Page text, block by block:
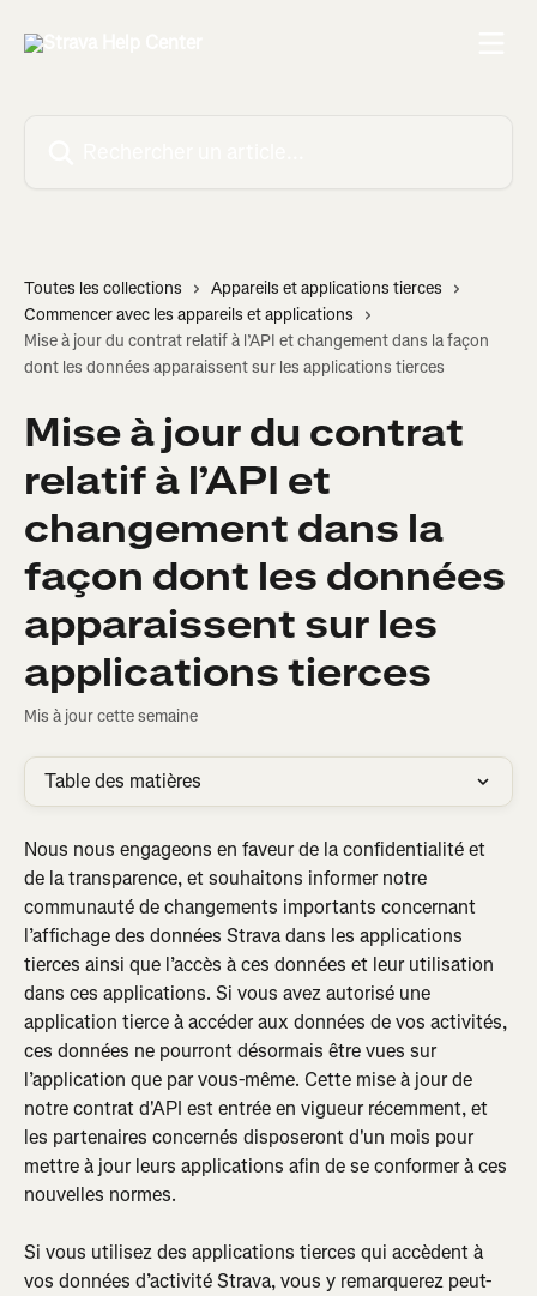
Toutes les collections
Appareils et applications tierces
Commencer avec les appareils et applications
Mise à jour du contrat relatif à l’API et changement dans la façon
dont les données apparaissent sur les applications tierces
Mise à jour du contrat
relatif à l’API et
changement dans la
façon dont les données
apparaissent sur les
applications tierces
Mis à jour cette semaine
Table des matières
Nous nous engageons en faveur de la confidentialité et
de la transparence, et souhaitons informer notre
communauté de changements importants concernant
l’affichage des données Strava dans les applications
tierces ainsi que l’accès à ces données et leur utilisation
dans ces applications. Si vous avez autorisé une
application tierce à accéder aux données de vos activités,
ces données ne pourront désormais être vues sur
l’application que par vous-même. Cette mise à jour de
notre contrat d'API est entrée en vigueur récemment, et
les partenaires concernés disposeront d'un mois pour
mettre à jour leurs applications afin de se conformer à ces
nouvelles normes.
Si vous utilisez des applications tierces qui accèdent à
vos données d’activité Strava, vous y remarquerez peut-